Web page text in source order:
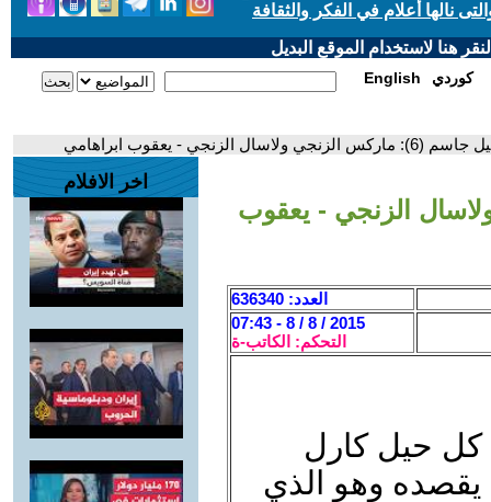
نالها أعلام في الفكر والثقافة
هنا لاستخدام الموقع البديل
English كوردي
ولاسال الزنجي - يعقوب ابراهامي
الزنجي ولاسال الزنجي - يعقوب
العدد: 636340
2015 / 8 / 8 - 07:43
التحكم: الكاتب-ة
كل حيل كارل
يقصده وهو الذي
اخر الافلام